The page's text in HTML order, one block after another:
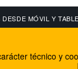
DESDE MÓVIL Y
El equipo
técnico y